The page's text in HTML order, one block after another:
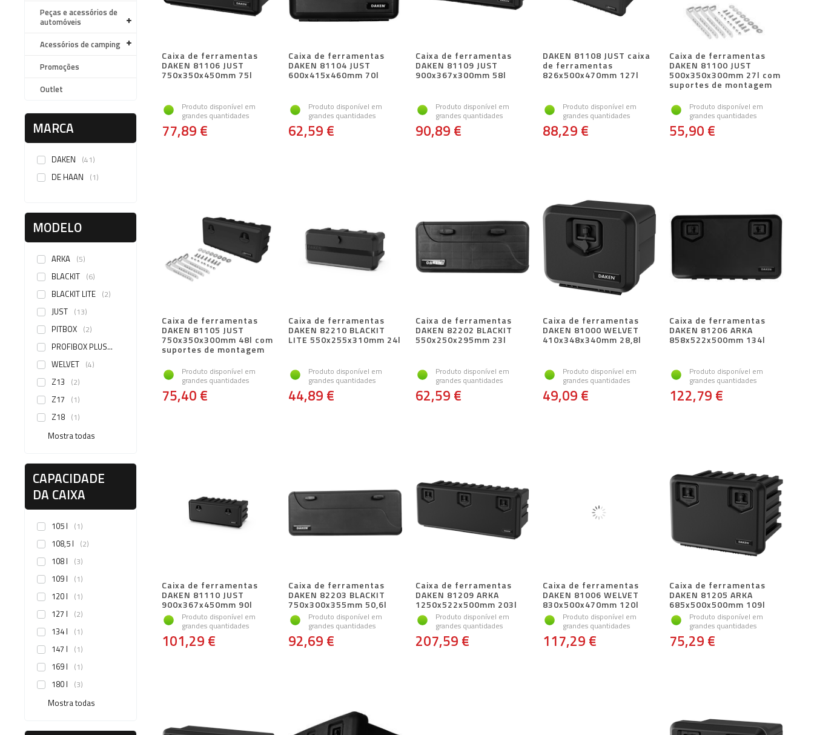
Peças e acessórios de
automóveis
Acessórios de camping
Promoções
Outlet
MARCA
DAKEN 41
DE HAAN 1
MODELO
ARKA 5
BLACKIT 6
BLACKIT LITE 2
JUST 13
PITBOX 2
PROFIBOX PLUS
WELVET 4
Z13 2
Z17 1
Z18 1
Mostra todas
CAPACIDADE
DA CAIXA
105 l 1
108,5 l 2
108 l 3
109 l 1
120 l 1
127 l 2
134 l 1
147 l 1
169 l 1
180 l 3
Mostra todas
Caixa de ferramentas
DAKEN 81106 JUST
750x350x450mm 75l
Produto disponível em
grandes quantidades
77,89 €
Caixa de ferramentas
DAKEN 81104 JUST
600x415x460mm 70l
Produto disponível em
grandes quantidades
62,59 €
Caixa de ferramentas
DAKEN 81109 JUST
900x367x300mm 58l
Produto disponível em
grandes quantidades
90,89 €
DAKEN 81108 JUST caixa
de ferramentas
826x500x470mm 127l
Produto disponível em
grandes quantidades
88,29 €
Caixa de ferramentas
DAKEN 81100 JUST
500x350x300mm 27l com
suportes de montagem
Produto disponível em
grandes quantidades
55,90 €
Caixa de ferramentas
DAKEN 81105 JUST
750x350x300mm 48l com
suportes de montagem
Produto disponível em
grandes quantidades
75,40 €
Caixa de ferramentas
DAKEN 82210 BLACKIT
LITE 550x255x310mm 24l
Produto disponível em
grandes quantidades
44,89 €
Caixa de ferramentas
DAKEN 82202 BLACKIT
550x250x295mm 23l
Produto disponível em
grandes quantidades
62,59 €
Caixa de ferramentas
DAKEN 81000 WELVET
410x348x340mm 28,8l
Produto disponível em
grandes quantidades
49,09 €
Caixa de ferramentas
DAKEN 81206 ARKA
858x522x500mm 134l
Produto disponível em
grandes quantidades
122,79 €
Caixa de ferramentas
DAKEN 81110 JUST
900x367x450mm 90l
Produto disponível em
grandes quantidades
101,29 €
Caixa de ferramentas
DAKEN 82203 BLACKIT
750x300x355mm 50,6l
Produto disponível em
grandes quantidades
92,69 €
Caixa de ferramentas
DAKEN 81209 ARKA
1250x522x500mm 203l
Produto disponível em
grandes quantidades
207,59 €
Caixa de ferramentas
DAKEN 81006 WELVET
830x500x470mm 120l
Produto disponível em
grandes quantidades
117,29 €
Caixa de ferramentas
DAKEN 81205 ARKA
685x500x500mm 109l
Produto disponível em
grandes quantidades
75,29 €